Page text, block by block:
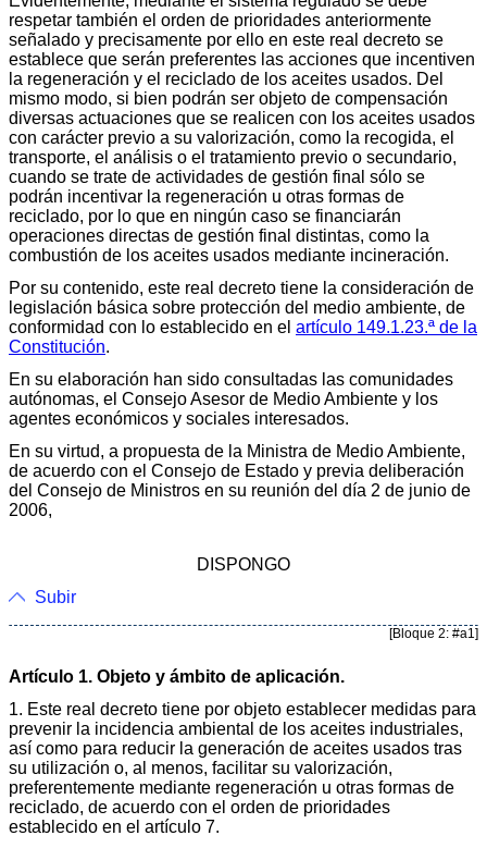
respetar también el orden de prioridades anteriormente
señalado y precisamente por ello en este real decreto se
establece que serán preferentes las acciones que incentiven
la regeneración y el reciclado de los aceites usados. Del
mismo modo, si bien podrán ser objeto de compensación
diversas actuaciones que se realicen con los aceites usados
con carácter previo a su valorización, como la recogida, el
transporte, el análisis o el tratamiento previo o secundario,
cuando se trate de actividades de gestión final sólo se
podrán incentivar la regeneración u otras formas de
reciclado, por lo que en ningún caso se financiarán
operaciones directas de gestión final distintas, como la
combustión de los aceites usados mediante incineración.
Por su contenido, este real decreto tiene la consideración de
legislación básica sobre protección del medio ambiente, de
conformidad con lo establecido en el artículo 149.1.23.ª de la
Constitución.
En su elaboración han sido consultadas las comunidades
autónomas, el Consejo Asesor de Medio Ambiente y los
agentes económicos y sociales interesados.
En su virtud, a propuesta de la Ministra de Medio Ambiente,
de acuerdo con el Consejo de Estado y previa deliberación
del Consejo de Ministros en su reunión del día 2 de junio de
2006,
DISPONGO
Subir
[Bloque 2: #a1]
Artículo 1. Objeto y ámbito de aplicación.
1. Este real decreto tiene por objeto establecer medidas para
prevenir la incidencia ambiental de los aceites industriales,
así como para reducir la generación de aceites usados tras
su utilización o, al menos, facilitar su valorización,
preferentemente mediante regeneración u otras formas de
reciclado, de acuerdo con el orden de prioridades
establecido en el artículo 7.